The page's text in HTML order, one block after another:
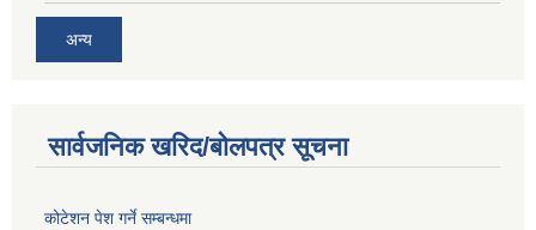
अन्य
सार्वजनिक खरिद/बोलपत्र सूचना
कोटेशन पेश गर्ने सम्बन्धमा